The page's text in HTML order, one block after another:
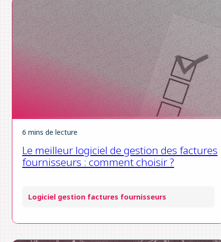
6 mins de lecture
Le meilleur logiciel de gestion des factures
fournisseurs : comment choisir ?
Logiciel gestion factures fournisseurs